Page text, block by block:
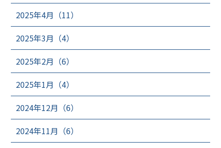
2025年4月（11）
2025年3月（4）
2025年2月（6）
2025年1月（4）
2024年12月（6）
2024年11月（6）